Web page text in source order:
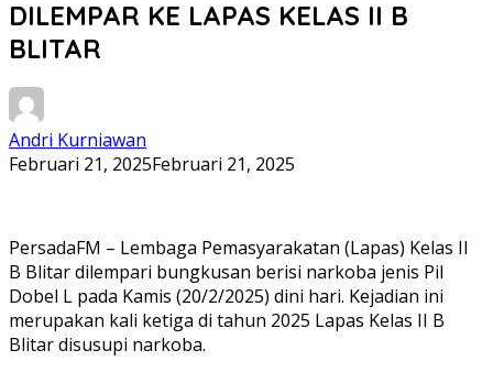
DILEMPAR KE LAPAS KELAS II B
BLITAR
Andri Kurniawan
Februari 21, 2025Februari 21, 2025
PersadaFM – Lembaga Pemasyarakatan (Lapas) Kelas II
B Blitar dilempari bungkusan berisi narkoba jenis Pil
Dobel L pada Kamis (20/2/2025) dini hari. Kejadian ini
merupakan kali ketiga di tahun 2025 Lapas Kelas II B
Blitar disusupi narkoba.